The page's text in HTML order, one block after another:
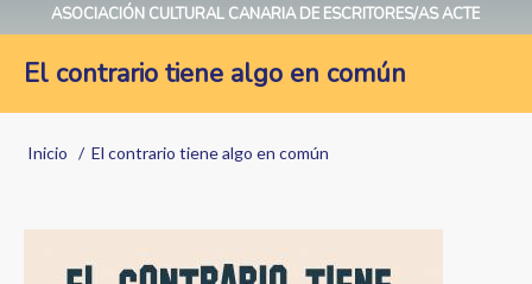
ASOCIACIÓN CULTURAL CANARIA DE ESCRITORES/AS ACTE
El contrario tiene algo en común
Sobrescribir
de
ayuda
Inicio El contrario tiene algo en común